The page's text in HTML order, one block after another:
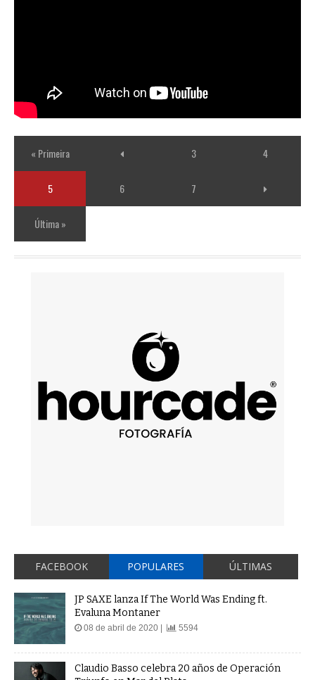
« Primeira 3 4
5 6 7
Última »
FACEBOOK POPULARES ÚLTIMAS
JP SAXE lanza If The World Was Ending ft.
Evaluna Montaner
08 de abril de 2020 | 5594
Claudio Basso celebra 20 años de Operación